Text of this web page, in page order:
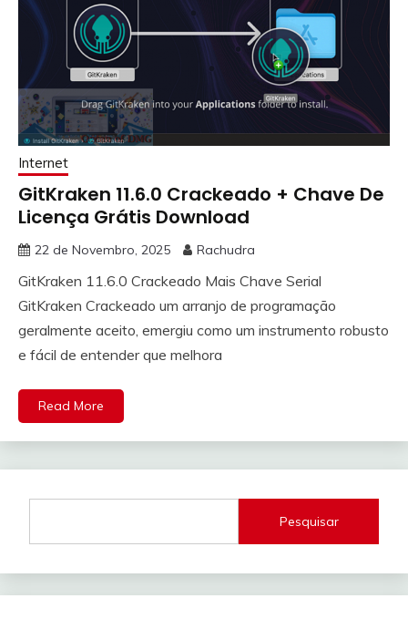
Internet
GitKraken 11.6.0 Crackeado + Chave De
Licença Grátis Download
22 de Novembro, 2025 Rachudra
GitKraken 11.6.0 Crackeado Mais Chave Serial
GitKraken Crackeado um arranjo de programação
geralmente aceito, emergiu como um instrumento robusto
e fácil de entender que melhora
Read More
Pesquisar